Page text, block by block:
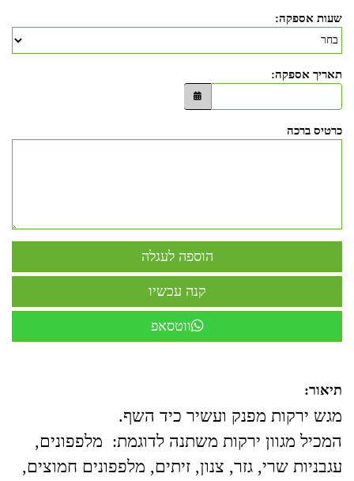
שעות אספקה:
תאריך אספקה:
כרטיס ברכה
ווטסאפ
תיאור:
מגש ירקות מפנק ועשיר כיד השף.
המכיל מגוון ירקות משתנה לדוגמת: מלפפונים,
עגבניות שרי, גזר, צנון, זיתים, מלפפונים חמוצים,